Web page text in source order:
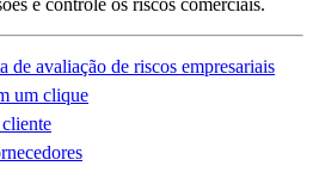
e controle os riscos comerciais.
de avaliação de riscos empresariais
um clique